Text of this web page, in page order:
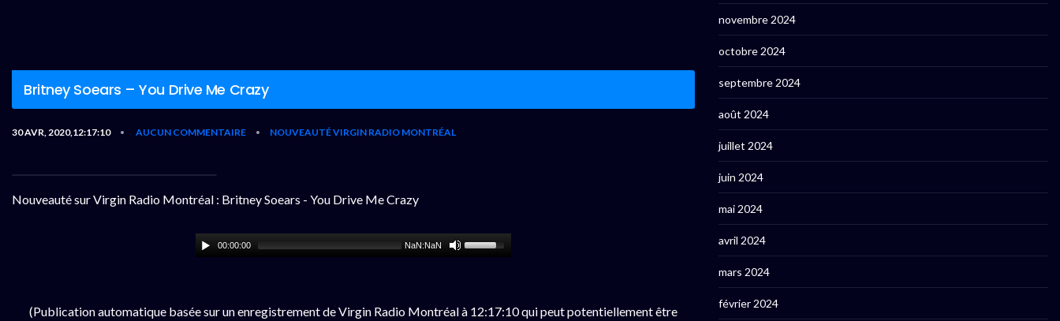
Britney Soears – You Drive Me Crazy
30 AVR, 2020,12:17:10 • AUCUN COMMENTAIRE • NOUVEAUTÉ VIRGIN RADIO MONTRÉAL
Nouveauté sur Virgin Radio Montréal : Britney Soears - You Drive Me Crazy
00:00:00 NaN:NaN
(Publication automatique basée sur un enregistrement de Virgin Radio Montréal à 12:17:10 qui peut potentiellement être
novembre 2024
octobre 2024
septembre 2024
août 2024
juillet 2024
juin 2024
mai 2024
avril 2024
mars 2024
février 2024